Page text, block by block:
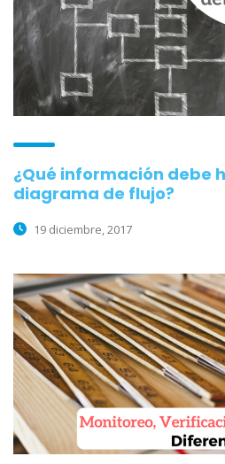
¿Qué información debe
diagrama de flujo?
19 diciembre, 2017